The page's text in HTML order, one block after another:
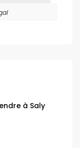
à Saly